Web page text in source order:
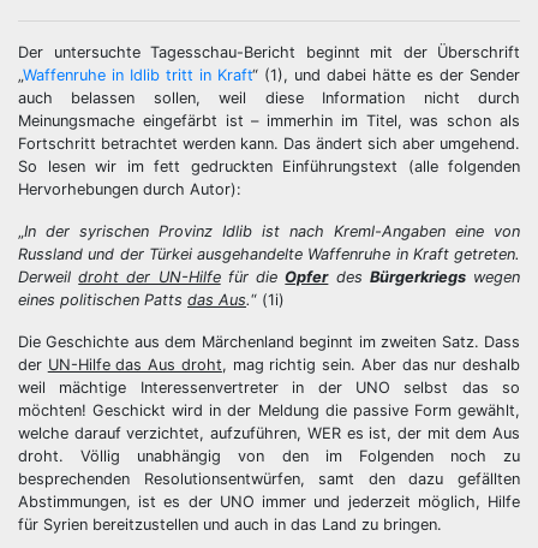
Der untersuchte Tagesschau-Bericht beginnt mit der Überschrift
„Waffenruhe in Idlib tritt in Kraft“ (1), und dabei hätte es der Sender
auch belassen sollen, weil diese Information nicht durch
Meinungsmache eingefärbt ist – immerhin im Titel, was schon als
Fortschritt betrachtet werden kann. Das ändert sich aber umgehend.
So lesen wir im fett gedruckten Einführungstext (alle folgenden
Hervorhebungen durch Autor):
„In der syrischen Provinz Idlib ist nach Kreml-Angaben eine von
Russland und der Türkei ausgehandelte Waffenruhe in Kraft getreten.
Derweildroht der UN-Hilfefür dieOpferdes Bürgerkriegswegen
eines politischen Patts das Aus.“ (1i)
Die Geschichte aus dem Märchenland beginnt im zweiten Satz. Dass
der UN-Hilfe das Aus droht, mag richtig sein. Aber das nur deshalb
weil mächtige Interessenvertreter in der UNO selbst das so
möchten! Geschickt wird in der Meldung die passive Form gewählt,
welche darauf verzichtet, aufzuführen, WER es ist, der mit dem Aus
droht. Völlig unabhängig von den im Folgenden noch zu
besprechenden Resolutionsentwürfen, samt den dazu gefällten
Abstimmungen, ist es der UNO immer und jederzeit möglich, Hilfe
für Syrien bereitzustellen und auch in das Land zu bringen.